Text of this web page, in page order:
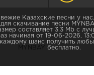
Казахские песни у
скачивание песни
составляет 3.3 Mb с
начиная от 19-06-2026,
шанс получить
бесплатно.